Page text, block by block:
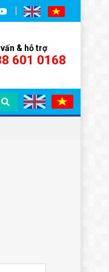
& hỗ trợ
601 0168